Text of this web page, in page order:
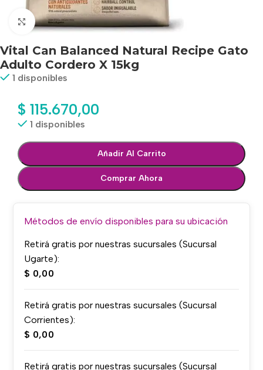
Haga clic para ampliar
Vital Can Balanced Natural Recipe Gato
Adulto Cordero X 15kg
1 disponibles
$ 115.670,00
1 disponibles
Añadir Al Carrito
Comprar Ahora
Métodos de envío disponibles para su ubicación
Retirá gratis por nuestras sucursales (Sucursal
Ugarte):
$ 0,00
Retirá gratis por nuestras sucursales (Sucursal
Corrientes):
$ 0,00
Retirá gratis por nuestras sucursales (Sucursal